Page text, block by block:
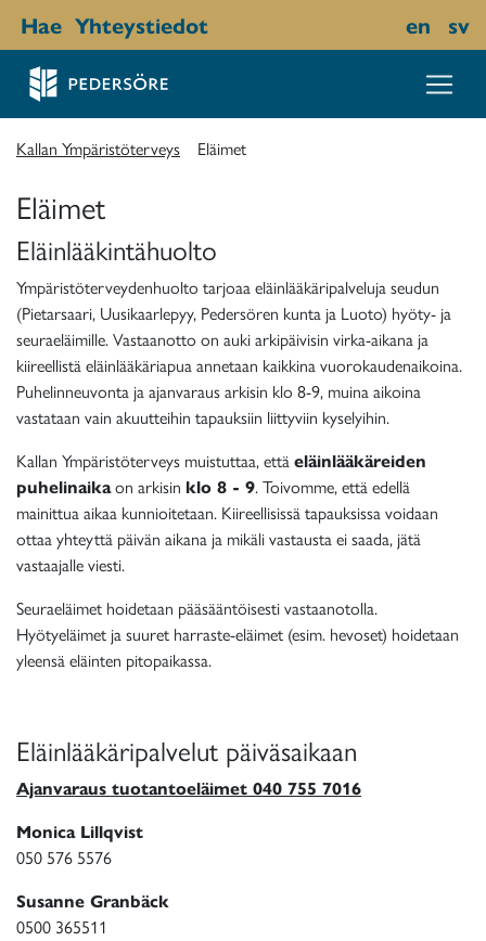
Hae Yhteystiedot en sv
Kallan Ympäristöterveys Eläimet
Eläimet
Eläinlääkintähuolto
Ympäristöterveydenhuolto tarjoaa eläinlääkäripalveluja seudun
(Pietarsaari, Uusikaarlepyy, Pedersören kunta ja Luoto) hyöty- ja
seuraeläimille. Vastaanotto on auki arkipäivisin virka-aikana ja
kiireellistä eläinlääkäriapua annetaan kaikkina vuorokaudenaikoina.
Puhelinneuvonta ja ajanvaraus arkisin klo 8-9, muina aikoina
vastataan vain akuutteihin tapauksiin liittyviin kyselyihin.
Kallan Ympäristöterveys muistuttaa, ettäeläinlääkäreiden
puhelinaikaon arkisin klo 8 - 9. Toivomme, että edellä
mainittua aikaa kunnioitetaan. Kiireellisissä tapauksissa voidaan
ottaa yhteyttä päivän aikana ja mikäli vastausta ei saada, jätä
vastaajalle viesti.
Seuraeläimet hoidetaan pääsääntöisesti vastaanotolla.
Hyötyeläimet ja suuret harraste-eläimet (esim. hevoset) hoidetaan
yleensä eläinten pitopaikassa.
Eläinlääkäripalvelut päiväsaikaan
Ajanvaraus tuotantoeläimet 040 755 7016
Monica Lillqvist
050 576 5576
Susanne Granbäck
0500 365511